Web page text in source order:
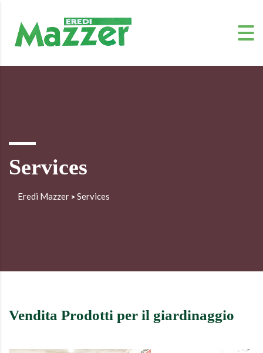
Services
Eredi Mazzer >Services
Vendita Prodotti per il giardinaggio